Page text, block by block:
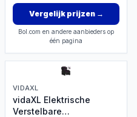
Vergelijk prijzen→
Bol.com en andere aanbieders op
één pagina
VIDAXL
vidaXL Elektrische
Verstelbare